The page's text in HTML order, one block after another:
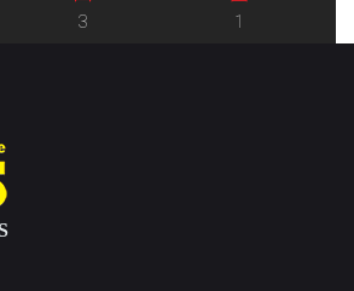
med matplats, två […]
3 1